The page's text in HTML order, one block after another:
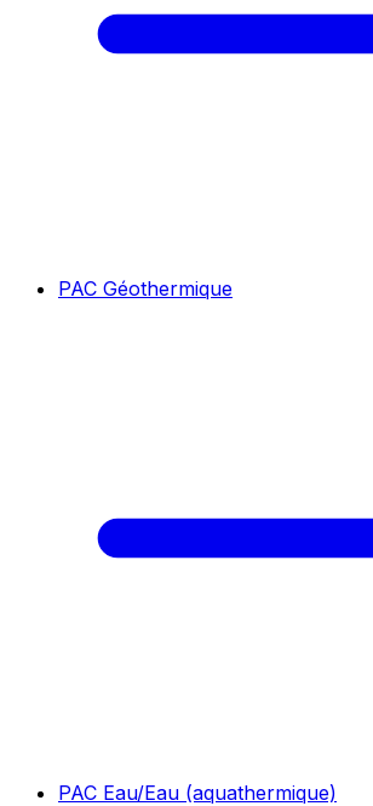
PAC Géothermique
PAC Eau/Eau (aquathermique)